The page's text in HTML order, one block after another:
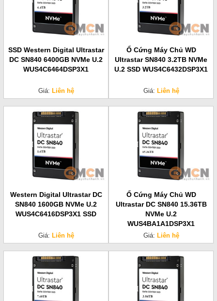
SSD Western Digital Ultrastar
DC SN840 6400GB NVMe U.2
WUS4C6464DSP3X1
Giá: Liên hệ
Ổ Cứng Máy Chủ WD
Ultrastar SN840 3.2TB NVMe
U.2 SSD WUS4C6432DSP3X1
Giá: Liên hệ
Western Digital Ultrastar DC
SN840 1600GB NVMe U.2
WUS4C6416DSP3X1 SSD
Giá: Liên hệ
Ổ Cứng Máy Chủ WD
Ultrastar DC SN840 15.36TB
NVMe U.2
WUS4BA1A1DSP3X1
Giá: Liên hệ